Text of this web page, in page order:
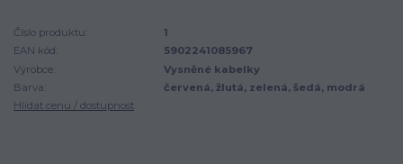
Číslo produktu:
1
EAN kód:
5902241085967
Výrobce:
Vysněné kabelky
Barva:
červená, žlutá, zelená, šedá, modrá
Hlídat cenu / dostupnost